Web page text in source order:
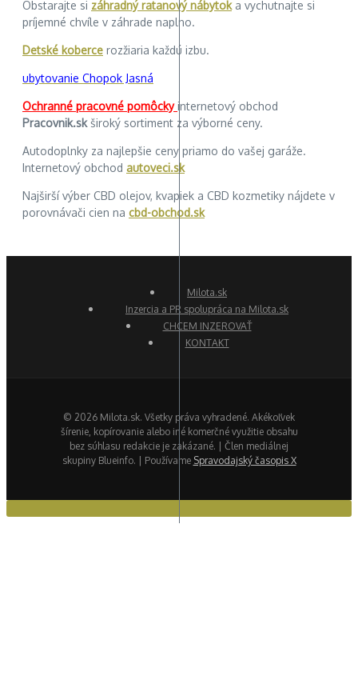
Obstarajte si záhradný ratanový nábytoka vychutnajte si
príjemné chvíle v záhrade naplno.
Detské koberce rozžiaria každú izbu.
ubytovanie Chopok Jasná
Ochranné pracovné pomôckyinternetový obchod
Pracovnik.skširoký sortiment za výborné ceny.
Autodoplnky za najlepšie ceny priamo do vašej garáže.
Internetový obchod autoveci.sk
Najširší výber CBD olejov, kvapiek a CBD kozmetiky nájdete v
porovnávači cien na cbd-obchod.sk
Milota.sk
Inzercia a PR spolupráca na Milota.sk
CHCEM INZEROVAŤ
KONTAKT
© 2026 Milota.sk. Všetky práva vyhradené. Akékoľvek
šírenie, kopírovanie alebo iné komerčné využitie obsahu
bez súhlasu redakcie je zakázané. | Člen mediálnej
skupiny Blueinfo. | Používame Spravodajský časopis X